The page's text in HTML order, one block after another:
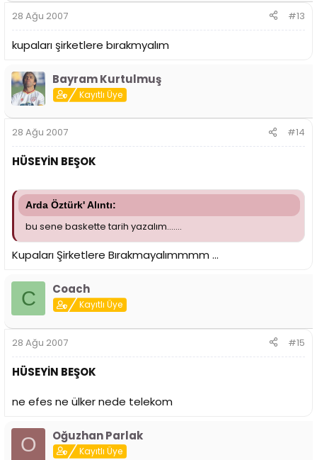
28 Ağu 2007 #13
kupaları şirketlere bırakmyalım
Bayram Kurtulmuş
Kayıtlı Üye
28 Ağu 2007 #14
HÜSEYİN BEŞOK
Arda Öztürk' Alıntı:
bu sene baskette tarih yazalım.......
Kupaları Şirketlere Bırakmayalımmmm ...
C Coach
Kayıtlı Üye
28 Ağu 2007 #15
HÜSEYİN BEŞOK
ne efes ne ülker nede telekom
O Oğuzhan Parlak
Kayıtlı Üye